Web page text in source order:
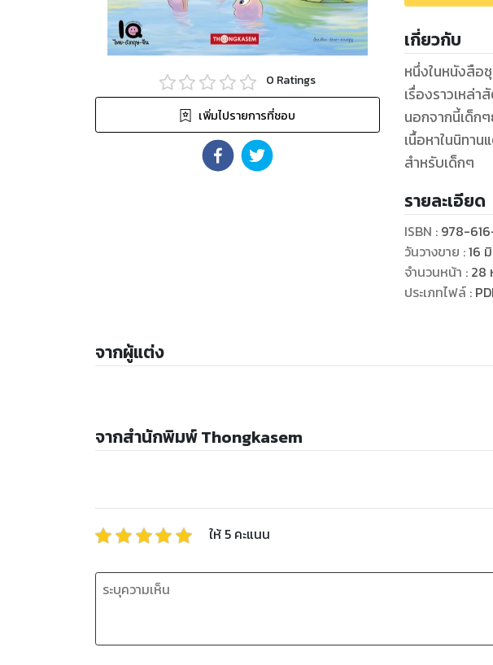
0 Ratings
เพิ่มไปรายการที่ชอบ
เกี่ยวกับ
หนึ่งในหนังสือ
เรื่องราวเหล่
นอกจากนี้เด็ก
เนื้อหาในนิทาน
สำหรับเด็กๆ
รายละเอียด
ISBN : 978-
วันวางขาย :16
จำนวนหน้า : 28
ประเภทไฟล์:
จากผู้แต่ง
จากสำนักพิมพ์ Thongkasem
ให้ 5 คะแนน